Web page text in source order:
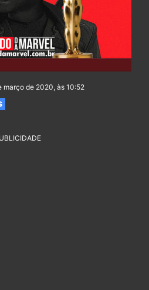
março de 2020, às 10:52